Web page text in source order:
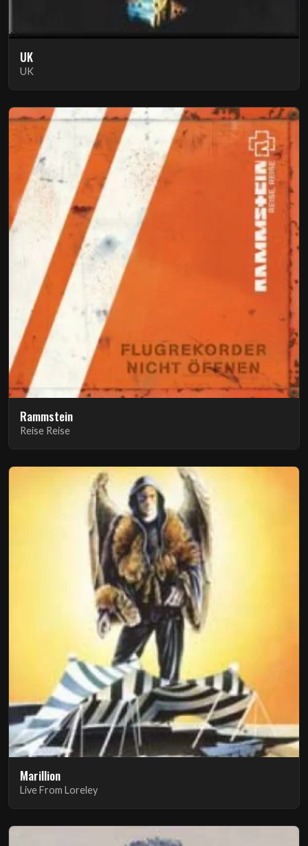
UK
UK
Rammstein
Reise Reise
Marillion
Live From Loreley